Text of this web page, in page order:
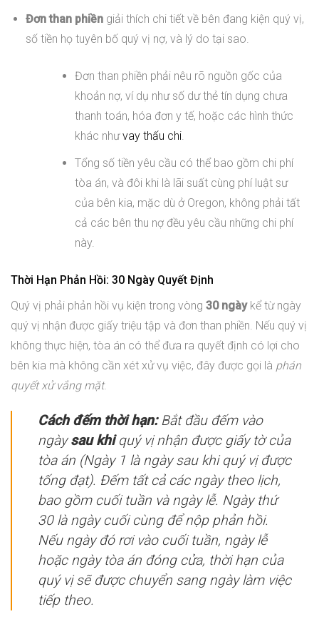
Đơn than phiềngiải thích chi tiết về bên đang kiện quý vị,
số tiền họ tuyên bố quý vị nợ, và lý do tại sao.
Đơn than phiền phải nêu rõ nguồn gốc của
khoản nợ, ví dụ như số dư thẻ tín dụng chưa
thanh toán, hóa đơn y tế, hoặc các hình thức
khác nhưvay thấu chi.
Tổng số tiền yêu cầu có thể bao gồm chi phí
tòa án, và đôi khi là lãi suất cùng phí luật sư
của bên kia, mặc dù ở Oregon, không phải tất
cả các bên thu nợ đều yêu cầu những chi phí
này.
Thời Hạn Phản Hồi: 30 Ngày Quyết Định
Quý vị phải phản hồi vụ kiện trong vòng 30 ngàykể từ ngày
quý vị nhận được giấy triệu tập và đơn than phiền. Nếu quý vị
không thực hiện, tòa án có thể đưa ra quyết định có lợi cho
bên kia mà không cần xét xử vụ việc, đây được gọi là phán
quyết xử vắng mặt.
Cách đếm thời hạn:Bắt đầu đếm vào
ngàysau khiquý vị nhận được giấy tờ của
tòa án (Ngày 1 là ngày sau khi quý vị được
tống đạt). Đếm tất cả các ngày theo lịch,
bao gồm cuối tuần và ngày lễ. Ngày thứ
30 là ngày cuối cùng để nộp phản hồi.
Nếu ngày đó rơi vào cuối tuần, ngày lễ
hoặc ngày tòa án đóng cửa, thời hạn của
quý vị sẽ được chuyển sang ngày làm việc
tiếp theo.